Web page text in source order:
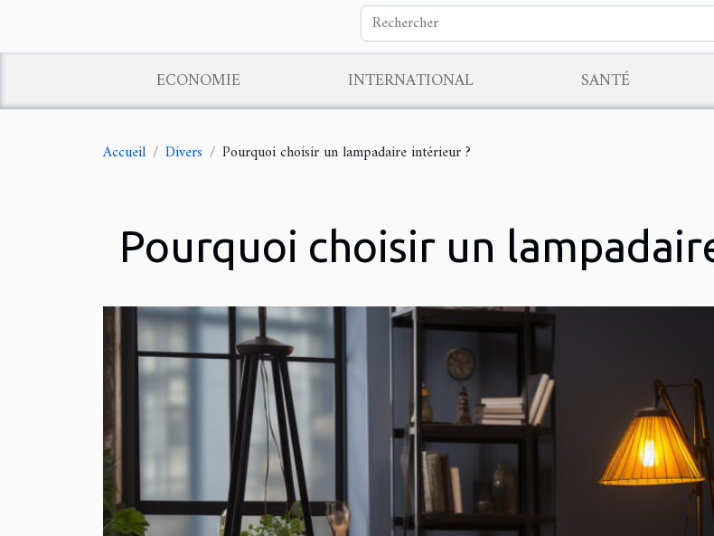
ECONOMIE INTERNATIONAL SANTÉ
Accueil Divers Pourquoi choisir un lampadaire intérieur ?
Pourquoi choisir un